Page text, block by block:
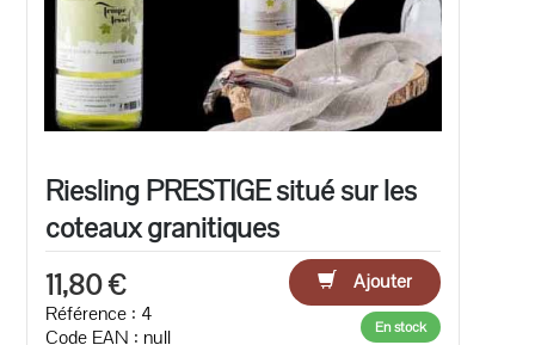
Riesling PRESTIGE situé sur les
coteaux granitiques
11,80 €
Ajouter
Référence : 4
Code EAN : null
En stock